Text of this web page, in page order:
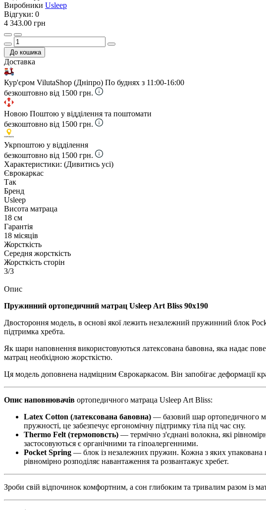
Виробники Usleep
Відгуки: 0
4 343.00 грн
До кошика
Доставка
Кур'єром VilutaShop (Дніпро) По буднях з 11:00-16:00
безкоштовно від 1500 грн.
Новою Поштою у відділення та поштомати
безкоштовно від 1500 грн.
Укрпоштою у відділення
безкоштовно від 1500 грн.
Характеристики: (Дивитись усі)
Єврокаркас
Так
Бренд
Usleep
Висота матраца
18 см
Гарантія
18 місяців
Жорсткість
Середня жорсткість
Жорсткість сторін
3/3
Опис
Пружинний ортопедичний матрац Usleep Art Bliss 90х190
Двостороння модель, в основі якої лежить незалежний пружинний блок
підтримка хребта.
Як шари наповнення використовуються латексована бавовна, яка надає
матрац необхідною жорсткістю.
Ця модель доповнена надміцним Єврокаркасом. Він запобігає деформації
Опис наповнювачів ортопедичного матраца Usleep Art Bliss:
Latex Cotton (латексована бавовна) — базовий шар ортопедичного
пружності, це забезпечує ергономічну підтримку тіла під час сну.
Thermo Felt (термоповсть) — термічно з'єднані волокна, які
застосовуються є органічними та гіпоалергенними.
Pocket Spring — блок із незалежних пружин. Кожна з яких упакована
рівномірно розподіляє навантаження та розвантажує хребет.
Зроби свій відпочинок комфортним, а сон глибоким та тривалим разом із